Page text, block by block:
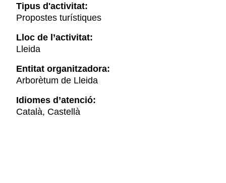
Tipus d'activitat:
Propostes turístiques
Lloc de l’activitat:
Lleida
Entitat organitzadora:
Arborètum de Lleida
Idiomes d’atenció:
Català, Castellà